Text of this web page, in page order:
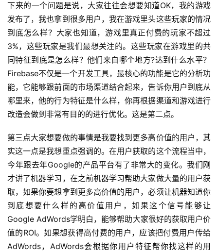
下来的一个问题是说，大家往往会想要知道OK，我的游戏
发布了，我也拿到很多用户，我在游戏里头这些玩家的情况
到底怎么样？大家也知道，游戏里真正付费的玩家不超过
3%，这些玩家是我们最想关注的。这些玩家在游戏里的共
同特征到底是怎么样？他们来自哪个地方?达到什么水平？
Firebase不仅是一个开发工具，最核心的功能是它的分析功
能，它能够跟前面的市场渠道结合起来，告诉你用户到底从
哪里来，他的行为特征是什么样，你再根据渠道和游戏进行
改造会做到非常有目的的进行优化。这是第二点。
第三点大家想要做的事情是我要找到更多高价值的用户，其
实这一点是我想重点强调的。在用户获取的这个流程当中，
今年跟去年Google的产品平台有了非常大的变化。我们刚
才讲了机器学习，在之前机器学习帮助大家做大量的用户获
取，如果你要想拿到更多高价值的用户，必须让机器知道你
到底想要什么样的高价值用户，如果这个信号能够让
Google AdWords学明白，能够帮助大家很好的获取用户价
值的ROI。如果想获得高付费的用户，应该把付费用户传给
AdWords，AdWords会根据你用户特征帮你找这样的用